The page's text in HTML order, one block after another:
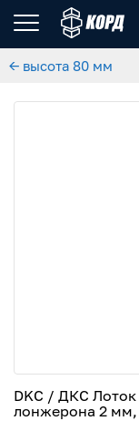
← высота 80 мм
DKC / ДКС
лонжерона 2 мм,